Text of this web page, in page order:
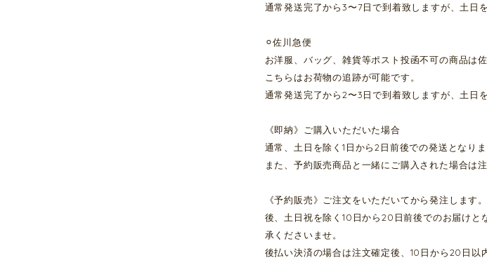
通常発送完了から3〜7日で到着致しますが、土日
⚪︎佐川急便
お洋服、バッグ、雑貨等ポスト投函不可の商品は
こちらはお荷物の追跡が可能です。
通常発送完了から2〜3日で到着致しますが、土日
《即納》ご購入いただいた場合
通常、土日を除く1日から2日前後での発送となりま
また、予約販売商品と一緒にご購入された場合は
《予約販売》ご注文をいただいてから発注しま
後、土日祝を除く10日から20日前後でのお届け
承くださいませ。
後払い決済の場合は注文確定後、10日から20日以